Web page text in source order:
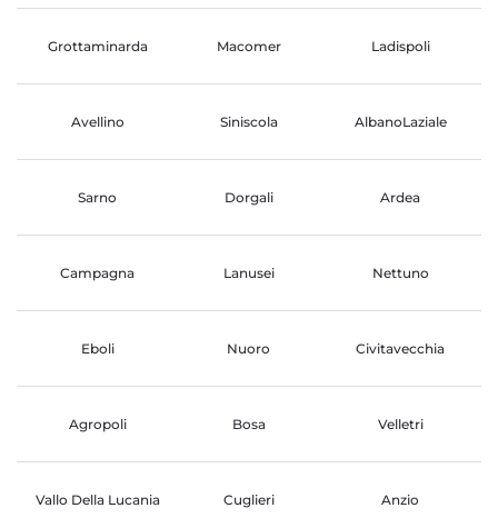
Grottaminarda Macomer Ladispoli
Avellino Siniscola AlbanoLaziale
Sarno Dorgali Ardea
Campagna Lanusei Nettuno
Eboli Nuoro Civitavecchia
Agropoli Bosa Velletri
Vallo Della Lucania Cuglieri Anzio